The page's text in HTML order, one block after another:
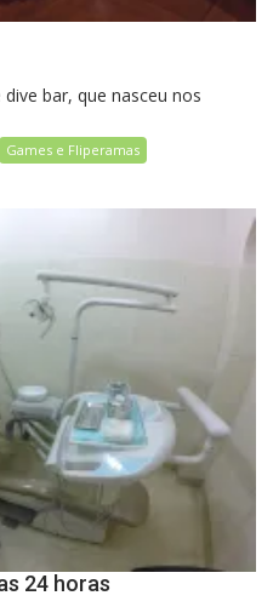
bar, que nasceu nos
Games e Fliperamas
24 horas